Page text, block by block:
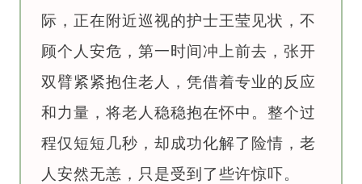
际，正在附近巡视的护士王莹见状，不
顾个人安危，第一时间冲上前去，张开
双臂紧紧抱住老人，凭借着专业的反应
和力量，将老人稳稳抱在怀中。整个过
程仅短短几秒，却成功化解了险情，老
人安然无恙，只是受到了些许惊吓。